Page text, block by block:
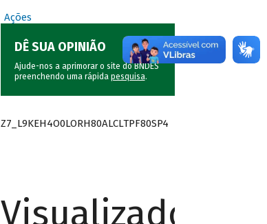
Ações
DÊ SUA OPINIÃO
Ajude-nos a aprimorar o site do BNDES
preenchendo uma rápida pesquisa.
Z7_L9KEH4O0LORH80ALCLTPF80SP4
Visualizador